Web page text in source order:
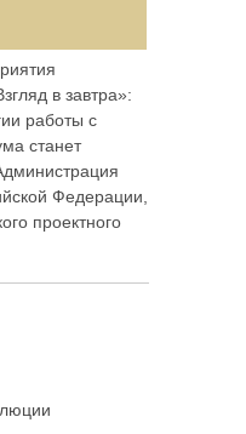
в завтра»:
работы с
станет
Федерации,
проектного